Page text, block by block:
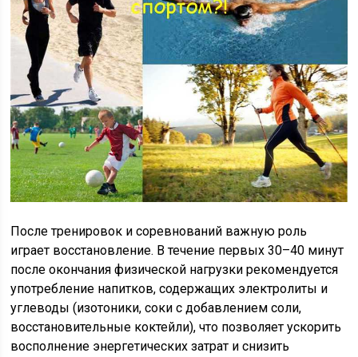
После тренировок и соревнований важную роль
играет восстановление. В течение первых 30–40 минут
после окончания физической нагрузки рекомендуется
употребление напитков, содержащих электролиты и
углеводы (изотоники, соки с добавлением соли,
восстановительные коктейли), что позволяет ускорить
восполнение энергетических затрат и снизить